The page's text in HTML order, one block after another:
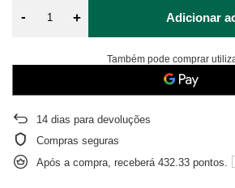
- + Adicionar
Também pode comprar
14 dias para devoluções
Compras seguras
Após a compra, receberá 432.33 pontos.